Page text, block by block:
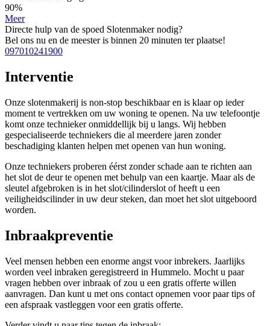
90%
Meer
Directe hulp van de spoed Slotenmaker nodig?
Bel ons nu en de meester is binnen 20 minuten ter plaatse!
097010241900
Interventie
Onze slotenmakerij is non-stop beschikbaar en is klaar op ieder
moment te vertrekken om uw woning te openen. Na uw telefoontje
komt onze technieker onmiddellijk bij u langs. Wij hebben
gespecialiseerde techniekers die al meerdere jaren zonder
beschadiging klanten helpen met openen van hun woning.
Onze techniekers proberen éérst zonder schade aan te richten aan
het slot de deur te openen met behulp van een kaartje. Maar als de
sleutel afgebroken is in het slot/cilinderslot of heeft u een
veiligheidscilinder in uw deur steken, dan moet het slot uitgeboord
worden.
Inbraakpreventie
Veel mensen hebben een enorme angst voor inbrekers. Jaarlijks
worden veel inbraken geregistreerd in Hummelo. Mocht u paar
vragen hebben over inbraak of zou u een gratis offerte willen
aanvragen. Dan kunt u met ons contact opnemen voor paar tips of
een afspraak vastleggen voor een gratis offerte.